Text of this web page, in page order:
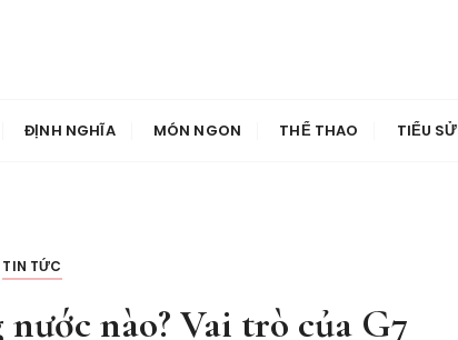
ĐỊNH NGHĨA MÓN NGON THỂ THAO TIỂU SỬ
TIN TỨC
nào? Vai trò của G7